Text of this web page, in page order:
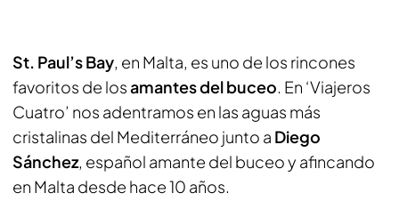
St. Paul’s Bay, en Malta, es uno de los rincones
favoritos de losamantes del buceo. En ‘Viajeros
Cuatro’ nos adentramos en las aguas más
cristalinas del Mediterráneo junto a Diego
Sánchez, español amante del buceo y afincando
en Malta desde hace 10 años.